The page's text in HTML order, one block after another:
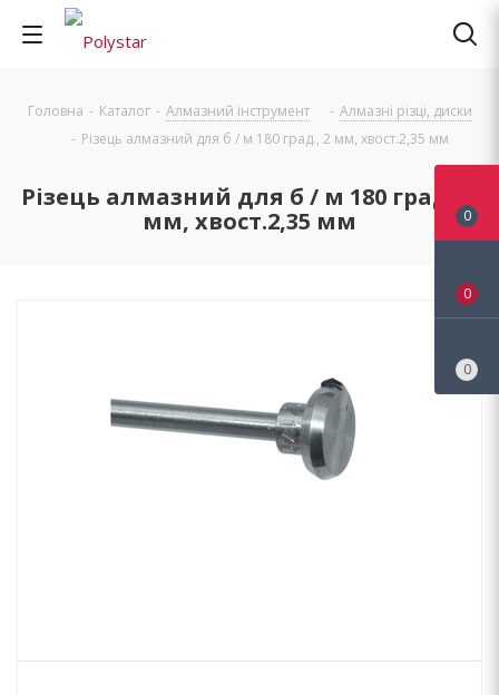
Головна - Каталог - Алмазний інструмент - Алмазні різці, диски
- Різець алмазний для б / м 180 град., 2 мм, хвост.2,35 мм
Різець алмазний для б / м 180 град., 2
мм, хвост.2,35 мм
0
0
0